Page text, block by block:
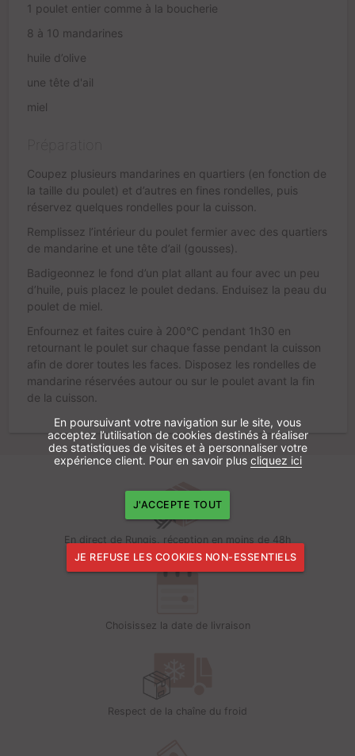
1 poulet entier comme à la boucherie
8 à 10 mandarines
huile d’olive
une tête d'ail
miel
Préparation
Coupez plusieurs mandarines en quartiers (en fonction de
la taille du poulet) et d’autres en fines rondelles, puis
réservez quelques rondelles pour la cuisson.
Remplissez l’intérieur du poulet fermier avec des quartiers
de mandarine et une tête d’ail (gousses).
Badigeonnez le fond d’un plat allant au four avec un peu
d’huile, puis placez le poulet dedans. Enduisez la peau du
poulet de miel.
Enfournez et faites cuire à 200°C pendant 1h30 en
retournant le poulet sur chaque fasse pendant la cuisson
afin de dorer toutes les faces. Disposez les rondelles de
mandarine réservées autour ou sur le poulet avant la fin
de la cuisson.
En direct de Rungis, réception en moins de 48h
Choisissez la date de livraison
Respect de la chaîne du froid
En poursuivant votre navigation sur le site, vous
acceptez l’utilisation de cookies destinés à réaliser
des statistiques de visites et à personnaliser votre
expérience client. Pour en savoir plus cliquez ici
J'ACCEPTE TOUT
JE REFUSE LES COOKIES NON-ESSENTIELS